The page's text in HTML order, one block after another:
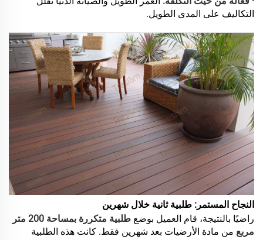
التكاليف على المدى الطويل.
النجاح المستمر: طلبية ثانية خلال شهرين
راضيًا بالنتيجة، قام العميل بوضع
طلبية متكررة بمساحة 200 متر
مربع من مادة الأرضيات بعد شهرين فقط. كانت هذه الطلبية